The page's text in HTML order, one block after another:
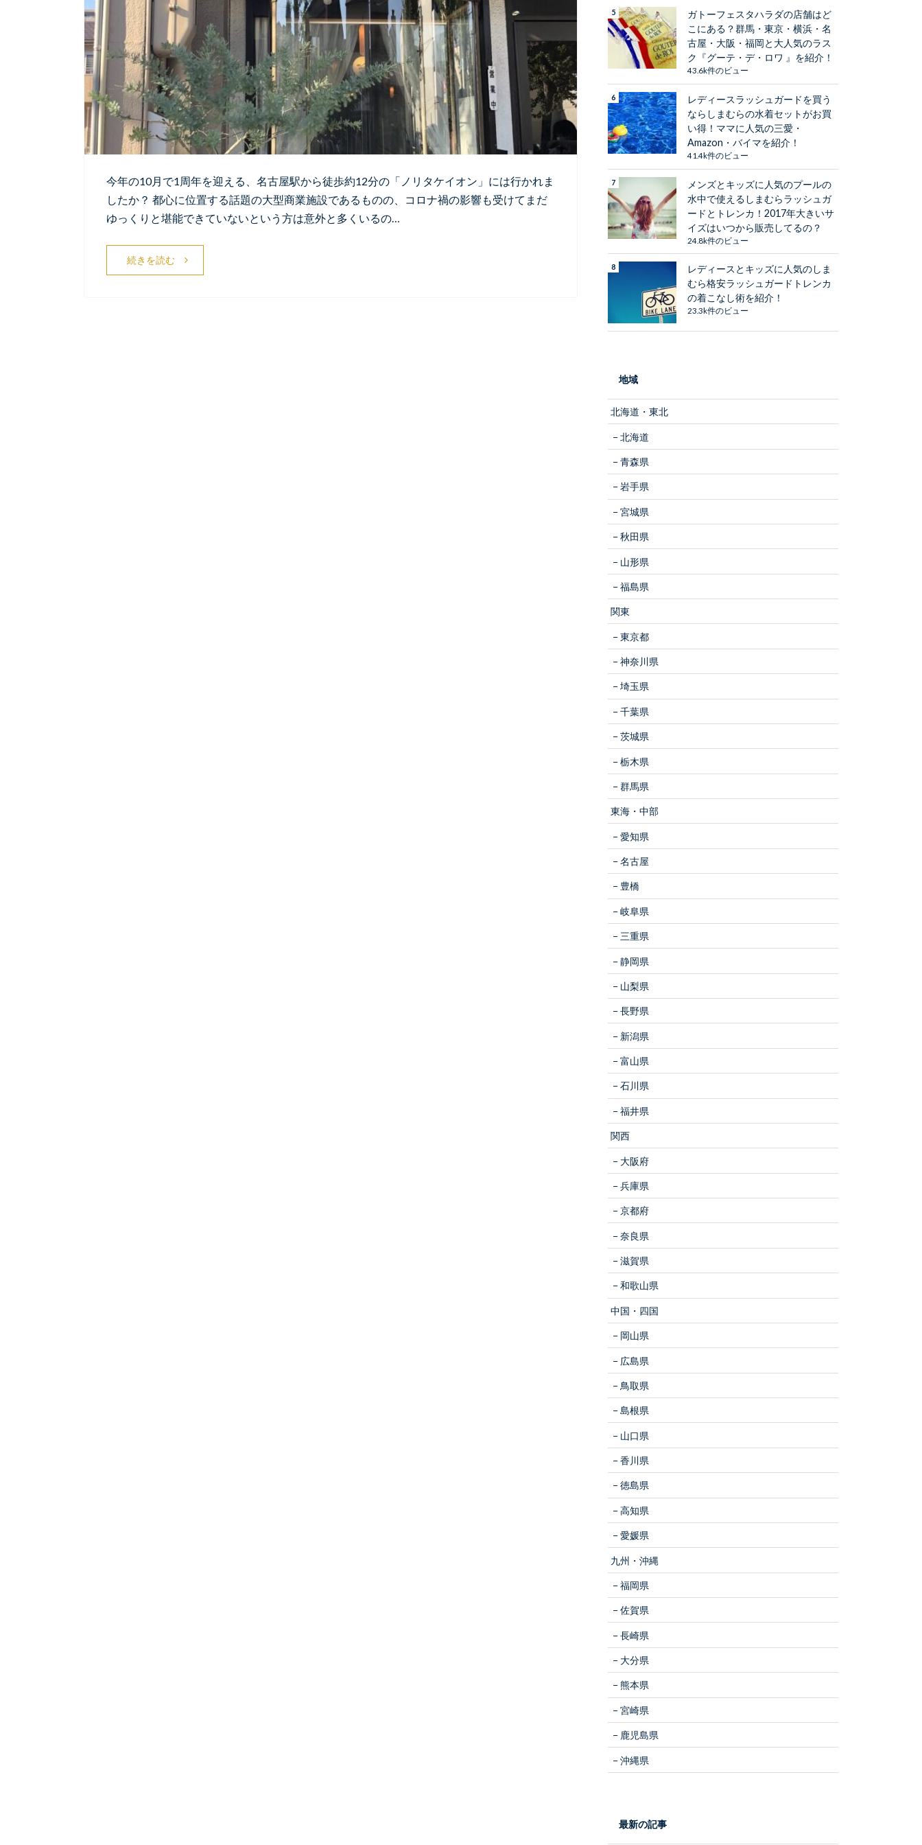
今年の10月で1周年を迎える、名古屋駅から徒歩約12分の「ノリタケイオン」には行かれま
したか？ 都心に位置する話題の大型商業施設であるものの、コロナ禍の影響も受けてまだ
ゆっくりと堪能できていないという方は意外と多くいるの…
続きを読む
ガトーフェスタハラダの店舗はど
こにある？群馬・東京・横浜・名
古屋・大阪・福岡と大人気のラス
ク『グーテ・デ・ロワ 』を紹介！
43.6k件のビュー
レディースラッシュガードを買う
ならしまむらの水着セットがお買
い得！ママに人気の三愛・
Amazon・バイマを紹介！
41.4k件のビュー
メンズとキッズに人気のプールの
水中で使えるしまむらラッシュガ
ードとトレンカ！2017年大きいサ
イズはいつから販売してるの？
24.8k件のビュー
レディースとキッズに人気のしま
むら格安ラッシュガードトレンカ
の着こなし術を紹介！
23.3k件のビュー
地域
北海道・東北
北海道
青森県
岩手県
宮城県
秋田県
山形県
福島県
関東
東京都
神奈川県
埼玉県
千葉県
茨城県
栃木県
群馬県
東海・中部
愛知県
名古屋
豊橋
岐阜県
三重県
静岡県
山梨県
長野県
新潟県
富山県
石川県
福井県
関西
大阪府
兵庫県
京都府
奈良県
滋賀県
和歌山県
中国・四国
岡山県
広島県
鳥取県
島根県
山口県
香川県
徳島県
高知県
愛媛県
九州・沖縄
福岡県
佐賀県
長崎県
大分県
熊本県
宮崎県
鹿児島県
沖縄県
最新の記事